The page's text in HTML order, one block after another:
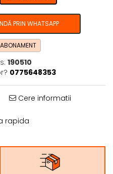
PRIN WHATSAPP
190510
0775648353
Cere informatii
rapida